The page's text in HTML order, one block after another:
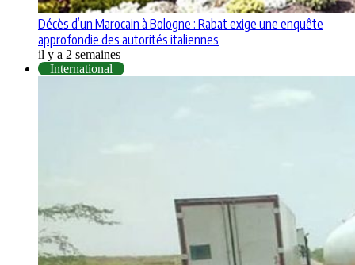
Décès d’un Marocain à Bologne : Rabat exige une enquête
approfondie des autorités italiennes
il y a 2 semaines
International